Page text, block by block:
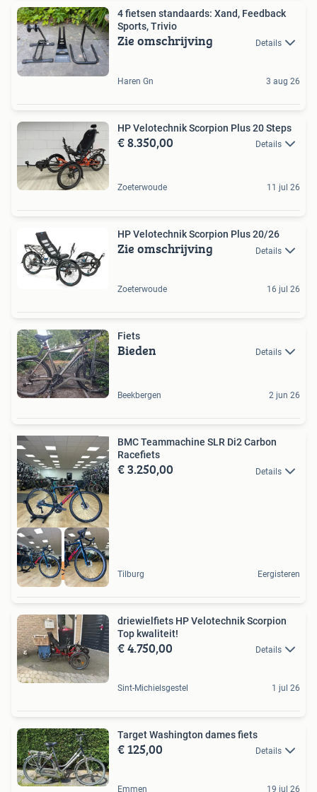
4 fietsen standaards: Xand, Feedback
Sports, Trivio
Zie omschrijving Details
Haren Gn 3 aug 26
HP Velotechnik Scorpion Plus 20 Steps
€ 8.350,00 Details
Zoeterwoude 11 jul 26
HP Velotechnik Scorpion Plus 20/26
Zie omschrijving Details
Zoeterwoude 16 jul 26
Fiets
Bieden Details
Beekbergen 2 jun 26
Nu beschikbaar
BMC Teammachine SLR Di2 Carbon
Racefiets
€ 3.250,00 Details
Tilburg Eergisteren
driewielfiets HP Velotechnik Scorpion
Top kwaliteit!
€ 4.750,00 Details
Sint-Michielsgestel 1 jul 26
Target Washington dames fiets
€ 125,00 Details
Emmen 19 jul 26